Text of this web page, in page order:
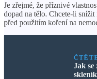
Je zřejmé, že příznivé
dopad na tělo. Chcete-li snížit
před použitím koření na
Jak se